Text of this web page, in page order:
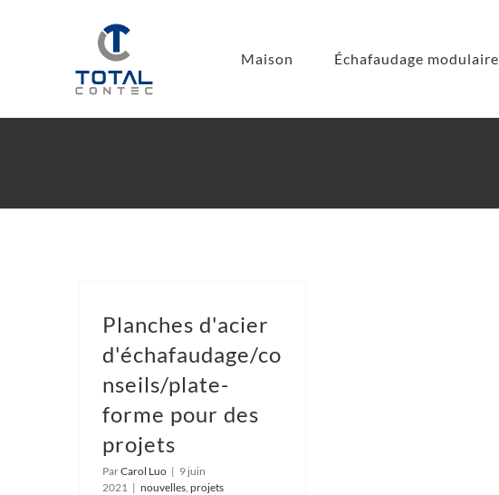
Maison Échafaudage modulaire
Planches d'acier
d'échafaudage/co
nseils/plate-
forme pour des
projets
ParCarol Luo | 9 juin
2021 | nouvelles, projets